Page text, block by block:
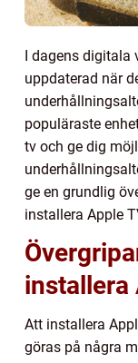
I dagens digitala
uppdaterad när
populäraste
tv och ge dig
ge en grundlig
installera Apple
installera
Att installera
göras på några